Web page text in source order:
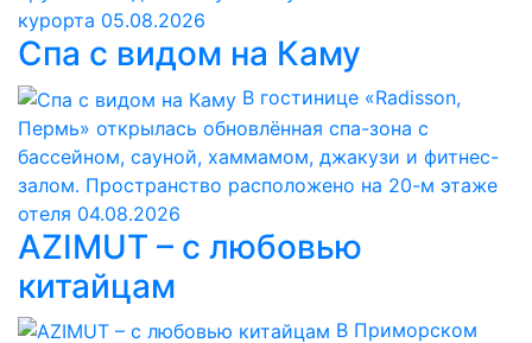
курорта 05.08.2026
Спа с видом на Каму
В гостинице «Radisson,
Пермь» открылась обновлённая спа-зона с
бассейном, сауной, хаммамом, джакузи и фитнес-
залом. Пространство расположено на 20-м этаже
отеля 04.08.2026
AZIMUT – с любовью
китайцам
В Приморском